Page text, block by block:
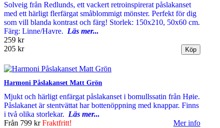
Solveig från Redlunds, ett vackert retroinspirerat påslakanset
med ett härligt flerfärgat småblommigt mönster. Perfekt för dig
som vill blanda kontrast och färg! Storlek: 150x210, 50x60 cm.
Färg: Linne/Havre. Läs mer...
259 kr
205 kr
Harmoni Påslakanset Matt Grön
Mjukt och härligt enfärgat påslakanset i bomullssatin från Høie.
Påslakanet är stentvättat har bottenöppning med knappar. Finns
i två olika storlekar. Läs mer...
Från 799 krFraktfritt! Mer info